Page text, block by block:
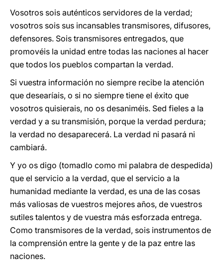
Vosotros sois auténticos servidores de la verdad;
vosotros sois sus incansables transmisores, difusores,
defensores. Sois transmisores entregados, que
promovéis la unidad entre todas las naciones al hacer
que todos los pueblos compartan la verdad.
Si vuestra información no siempre recibe la atención
que desearíais, o si no siempre tiene el éxito que
vosotros quisierais, no os desaniméis. Sed fieles a la
verdad y a su transmisión, porque la verdad perdura;
la verdad no desaparecerá. La verdad ni pasará ni
cambiará.
Y yo os digo (tomadlo como mi palabra de despedida)
que el servicio a la verdad, que el servicio a la
humanidad mediante la verdad, es una de las cosas
más valiosas de vuestros mejores años, de vuestros
sutiles talentos y de vuestra más esforzada entrega.
Como transmisores de la verdad, sois instrumentos de
la comprensión entre la gente y de la paz entre las
naciones.